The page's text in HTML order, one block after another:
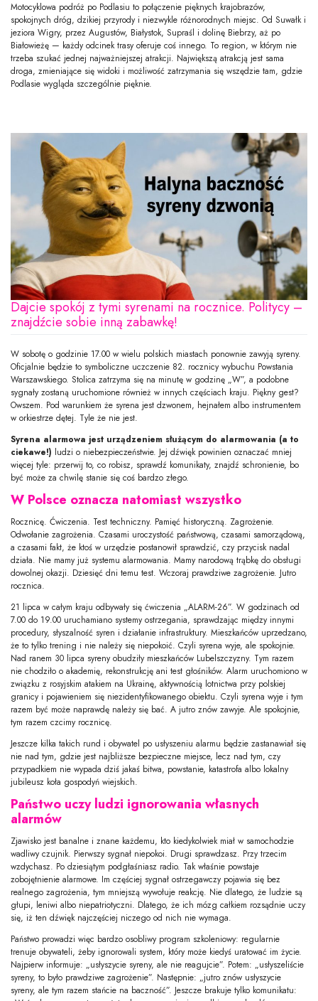
Motocyklowa podróż po Podlasiu to połączenie pięknych krajobrazów,
spokojnych dróg, dzikiej przyrody i niezwykle różnorodnych miejsc. Od Suwałk i
jeziora Wigry, przez Augustów, Białystok, Supraśl i dolinę Biebrzy, aż po
Białowieżę — każdy odcinek trasy oferuje coś innego. To region, w którym nie
trzeba szukać jednej najważniejszej atrakcji. Największą atrakcją jest sama
droga, zmieniające się widoki i możliwość zatrzymania się wszędzie tam, gdzie
Podlasie wygląda szczególnie pięknie.
Dajcie spokój z tymi syrenami na rocznice. Politycy –
znajdźcie sobie inną zabawkę!
W sobotę o godzinie 17.00 w wielu polskich miastach ponownie zawyją syreny.
Oficjalnie będzie to symboliczne uczczenie 82. rocznicy wybuchu Powstania
Warszawskiego. Stolica zatrzyma się na minutę w godzinę „W”, a podobne
sygnały zostaną uruchomione również w innych częściach kraju. Piękny gest?
Owszem. Pod warunkiem że syrena jest dzwonem, hejnałem albo instrumentem
w orkiestrze dętej. Tyle że nie jest.
Syrena alarmowa jest urządzeniem służącym do alarmowania (a to
ciekawe!) ludzi o niebezpieczeństwie. Jej dźwięk powinien oznaczać mniej
więcej tyle: przerwij to, co robisz, sprawdź komunikaty, znajdź schronienie, bo
być może za chwilę stanie się coś bardzo złego.
W Polsce oznacza natomiast wszystko
Rocznicę. Ćwiczenia. Test techniczny. Pamięć historyczną. Zagrożenie.
Odwołanie zagrożenia. Czasami uroczystość państwową, czasami samorządową,
a czasami fakt, że ktoś w urzędzie postanowił sprawdzić, czy przycisk nadal
działa. Nie mamy już systemu alarmowania. Mamy narodową trąbkę do obsługi
dowolnej okazji. Dziesięć dni temu test. Wczoraj prawdziwe zagrożenie. Jutro
rocznica.
21 lipca w całym kraju odbywały się ćwiczenia „ALARM-26”. W godzinach od
7.00 do 19.00 uruchamiano systemy ostrzegania, sprawdzając między innymi
procedury, słyszalność syren i działanie infrastruktury. Mieszkańców uprzedzano,
że to tylko trening i nie należy się niepokoić. Czyli syrena wyje, ale spokojnie.
Nad ranem 30 lipca syreny obudziły mieszkańców Lubelszczyzny. Tym razem
nie chodziło o akademię, rekonstrukcję ani test głośników. Alarm uruchomiono w
związku z rosyjskim atakiem na Ukrainę, aktywnością lotnictwa przy polskiej
granicy i pojawieniem się niezidentyfikowanego obiektu. Czyli syrena wyje i tym
razem być może naprawdę należy się bać. A jutro znów zawyje. Ale spokojnie,
tym razem czcimy rocznicę.
Jeszcze kilka takich rund i obywatel po usłyszeniu alarmu będzie zastanawiał się
nie nad tym, gdzie jest najbliższe bezpieczne miejsce, lecz nad tym, czy
przypadkiem nie wypada dziś jakaś bitwa, powstanie, katastrofa albo lokalny
jubileusz koła gospodyń wiejskich.
Państwo uczy ludzi ignorowania własnych
alarmów
Zjawisko jest banalne i znane każdemu, kto kiedykolwiek miał w samochodzie
wadliwy czujnik. Pierwszy sygnał niepokoi. Drugi sprawdzasz. Przy trzecim
wzdychasz. Po dziesiątym podgłaśniasz radio. Tak właśnie powstaje
zobojętnienie alarmowe. Im częściej sygnał ostrzegawczy pojawia się bez
realnego zagrożenia, tym mniejszą wywołuje reakcję. Nie dlatego, że ludzie są
głupi, leniwi albo niepatriotyczni. Dlatego, że ich mózg całkiem rozsądnie uczy
się, iż ten dźwięk najczęściej niczego od nich nie wymaga.
Państwo prowadzi więc bardzo osobliwy program szkoleniowy: regularnie
trenuje obywateli, żeby ignorowali system, który może kiedyś uratować im życie.
Najpierw informuje: „usłyszycie syreny, ale nie reagujcie”. Potem: „usłyszeliście
syreny, to było prawdziwe zagrożenie”. Następnie: „jutro znów usłyszycie
syreny, ale tym razem stańcie na baczność”. Jeszcze brakuje tylko komunikatu: